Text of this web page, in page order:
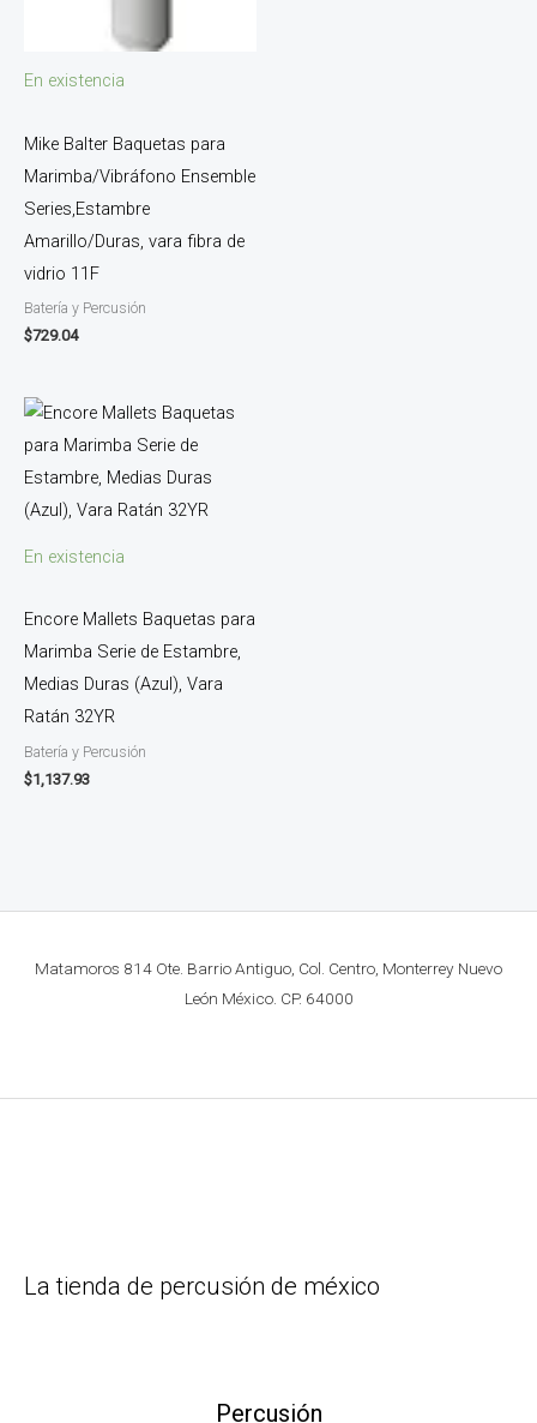
En existencia
Mike Balter Baquetas para
Marimba/Vibráfono Ensemble
Series,Estambre
Amarillo/Duras, vara fibra de
vidrio 11F
Batería y Percusión
$729.04
En existencia
Encore Mallets Baquetas para
Marimba Serie de Estambre,
Medias Duras (Azul), Vara
Ratán 32YR
Batería y Percusión
$1,137.93
Matamoros 814 Ote. Barrio Antiguo, Col. Centro, Monterrey Nuevo
León México. CP. 64000
La tienda de percusión de méxico
Percusión